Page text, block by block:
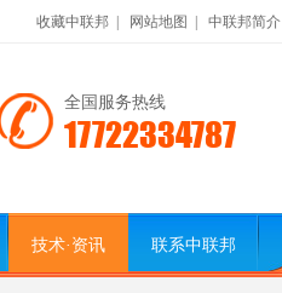
收藏中联邦 网站地图 中联邦简介
全国服务热线
17722334787
技术·资讯 联系中联邦